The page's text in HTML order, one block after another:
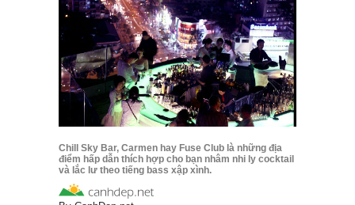
Chill Sky Bar, Carmen hay Fuse Club là những địa
điểm hấp dẫn thích hợp cho bạn nhâm nhi ly cocktail
và lắc lư theo tiếng bass xập xình.